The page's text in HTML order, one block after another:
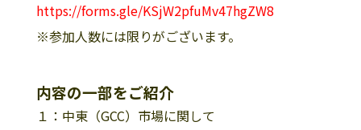
https://forms.gle/KSjW2pfuMv47hgZW8
※参加人数には限りがございます。
内容の一部をご紹介
１：中東（GCC）市場に関して